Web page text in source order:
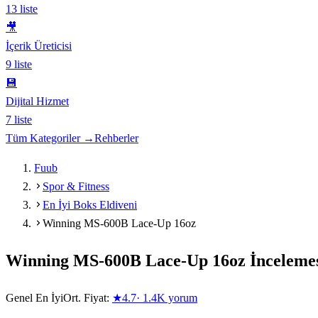
13 liste
🎥
İçerik Üreticisi
9 liste
💾
Dijital Hizmet
7 liste
Tüm Kategoriler →Rehberler
Fuub
Spor & Fitness
En İyi Boks Eldiveni
Winning MS-600B Lace-Up 16oz
Winning MS-600B Lace-Up 16oz
Genel En İyiOrt. Fiyat: ★4.7· 1.4K yorum